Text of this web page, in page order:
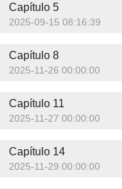
Capítulo 5
2025-09-15 08:16:39
Capítulo 8
2025-11-26 00:00:00
Capítulo 11
2025-11-27 00:00:00
Capítulo 14
2025-11-29 00:00:00